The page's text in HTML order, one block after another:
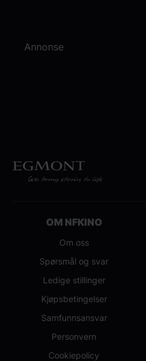
Annonse
OM NFKINO
Om oss
Spørsmål og svar
Ledige stillinger
Kjøpsbetingelser
Samfunnsansvar
Personvern
Cookiepolicy